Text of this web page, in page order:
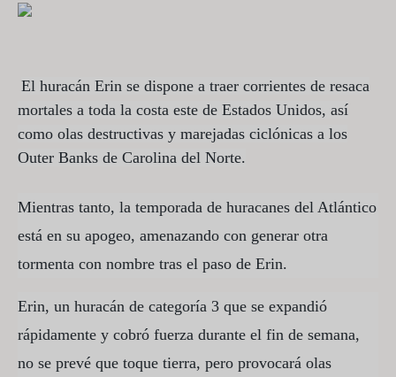
El huracán Erin se dispone a traer corrientes de resaca
mortales a toda la costa este de Estados Unidos, así
como olas destructivas y marejadas ciclónicas a los
Outer Banks de Carolina del Norte.
Mientras tanto, la temporada de huracanes del Atlántico
está en su apogeo, amenazando con generar otra
tormenta con nombre tras el paso de Erin.
Erin, un huracán de categoría 3 que se expandió
rápidamente y cobró fuerza durante el fin de semana,
no se prevé que toque tierra, pero provocará olas